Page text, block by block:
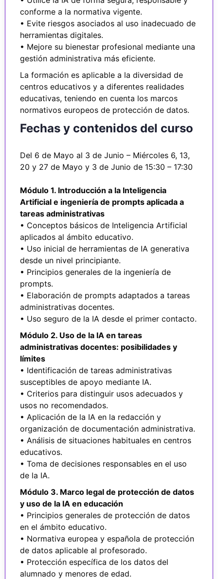
conforme a la normativa vigente.
• Evite riesgos asociados al uso inadecuado de
herramientas digitales.
• Mejore su bienestar profesional mediante una
gestión administrativa más eficiente.
La formación es aplicable a la diversidad de
centros educativos y a diferentes realidades
educativas, teniendo en cuenta los marcos
normativos europeos de protección de datos.
Fechas y contenidos del curso
Del 6 de Mayo al 3 de Junio – Miércoles 6, 13,
20 y 27 de Mayo y 3 de Junio de 15:30 – 17:30
Módulo 1. Introducción a la Inteligencia
Artificial e ingeniería de prompts aplicada a
tareas administrativas
• Conceptos básicos de Inteligencia Artificial
aplicados al ámbito educativo.
• Uso inicial de herramientas de IA generativa
desde un nivel principiante.
• Principios generales de la ingeniería de
prompts.
• Elaboración de prompts adaptados a tareas
administrativas docentes.
• Uso seguro de la IA desde el primer contacto.
Módulo 2. Uso de la IA en tareas
administrativas docentes: posibilidades y
límites
• Identificación de tareas administrativas
susceptibles de apoyo mediante IA.
• Criterios para distinguir usos adecuados y
usos no recomendados.
• Aplicación de la IA en la redacción y
organización de documentación administrativa.
• Análisis de situaciones habituales en centros
educativos.
• Toma de decisiones responsables en el uso
de la IA.
Módulo 3. Marco legal de protección de datos
y uso de la IA en educación
• Principios generales de protección de datos
en el ámbito educativo.
• Normativa europea y española de protección
de datos aplicable al profesorado.
• Protección específica de los datos del
alumnado y menores de edad.